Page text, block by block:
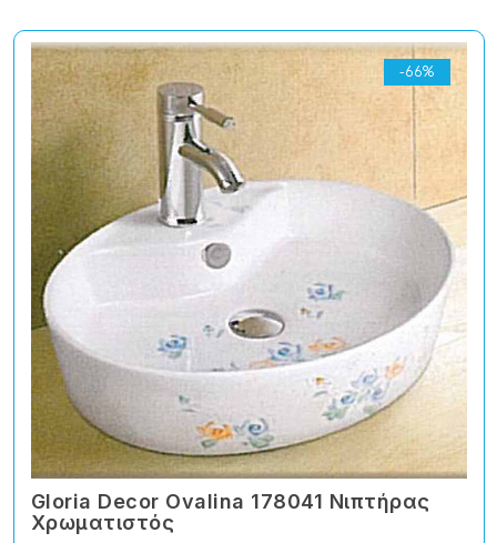
-66%
Gloria Decor Ovalina 178041 Νιπτήρας
Χρωματιστός